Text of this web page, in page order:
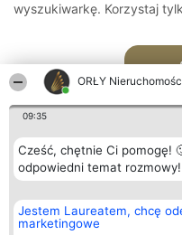
ORŁY
09:35
Cześć, chętnie Ci pomogę!
odpowiedni temat
Jestem Laureatem, chcę
marketingowe
wyszukiwarkę. Korzystaj
Organizator plebiscytu
Bright Side Solutions sp. z o.
o. sp. k.